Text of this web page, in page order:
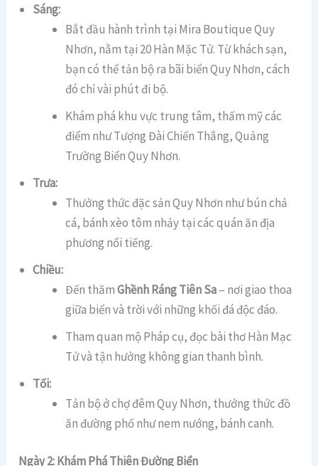
Sáng:
Bắt đầu hành trình tại Mira Boutique Quy
Nhơn, nằm tại 20 Hàn Mặc Tử. Từ khách sạn,
bạn có thể tản bộ ra bãi biển Quy Nhơn, cách
đó chỉ vài phút đi bộ.
Khám phá khu vực trung tâm, thấm mỹ các
điểm như Tượng Đài Chiến Thắng, Quảng
Trường Biển Quy Nhơn.
Trưa:
Thưởng thức đặc sản Quy Nhơn như bún chả
cá, bánh xèo tôm nhảy tại các quán ăn địa
phương nổi tiếng.
Chiều:
Đến thămGhềnh Ráng Tiên Sa– nơi giao thoa
giữa biển và trời với những khối đá độc đáo.
Tham quan mộ Pháp cụ, đọc bài thơ Hàn Mạc
Tử và tận hưởng không gian thanh bình.
Tối:
Tản bộ ở chợ đêm Quy Nhơn, thưởng thức đồ
ăn đường phố như nem nướng, bánh canh.
Ngày 2: Khám Phá Thiên Đường Biển